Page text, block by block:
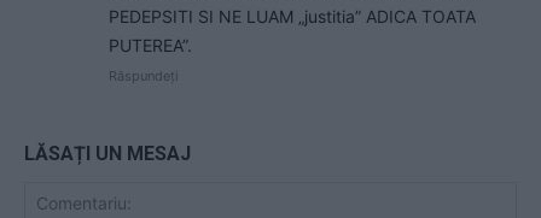
PEDEPSITI SI NE LUAM „justitia” ADICA TOATA
PUTEREA”.
Răspundeți
LĂSAȚI UN MESAJ